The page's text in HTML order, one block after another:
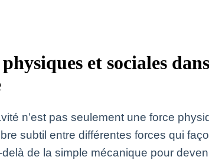
et sociales
n’est pas seulement une force
subtil entre différentes forces qui
de la simple mécanique pour